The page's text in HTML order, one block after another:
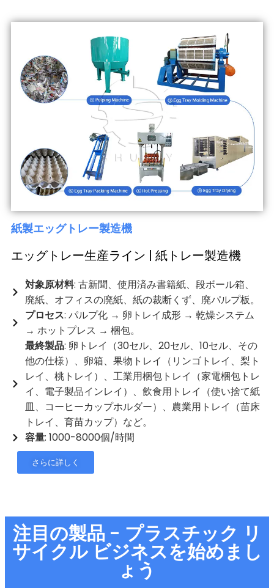
紙製エッグトレー製造機
エッグトレー生産ライン | 紙トレー製造機
対象原材料: 古新聞、使用済み書籍紙、段ボール箱、
廃紙、オフィスの廃紙、紙の裁断くず、廃パルプ板。
プロセス: パルプ化 → 卵トレイ成形 → 乾燥システム
→ ホットプレス → 梱包。
最終製品: 卵トレイ（30セル、20セル、10セル、その
他の仕様）、卵箱、果物トレイ（リンゴトレイ、梨ト
レイ、桃トレイ）、工業用梱包トレイ（家電梱包トレ
イ、電子製品インレイ）、飲食用トレイ（使い捨て紙
皿、コーヒーカップホルダー）、農業用トレイ（苗床
トレイ、育苗カップ）など。
容量: 1000-8000個/時間
さらに詳しく
注目の製品 - プラスチック リ
サイクル ビジネスを始めまし
ょう